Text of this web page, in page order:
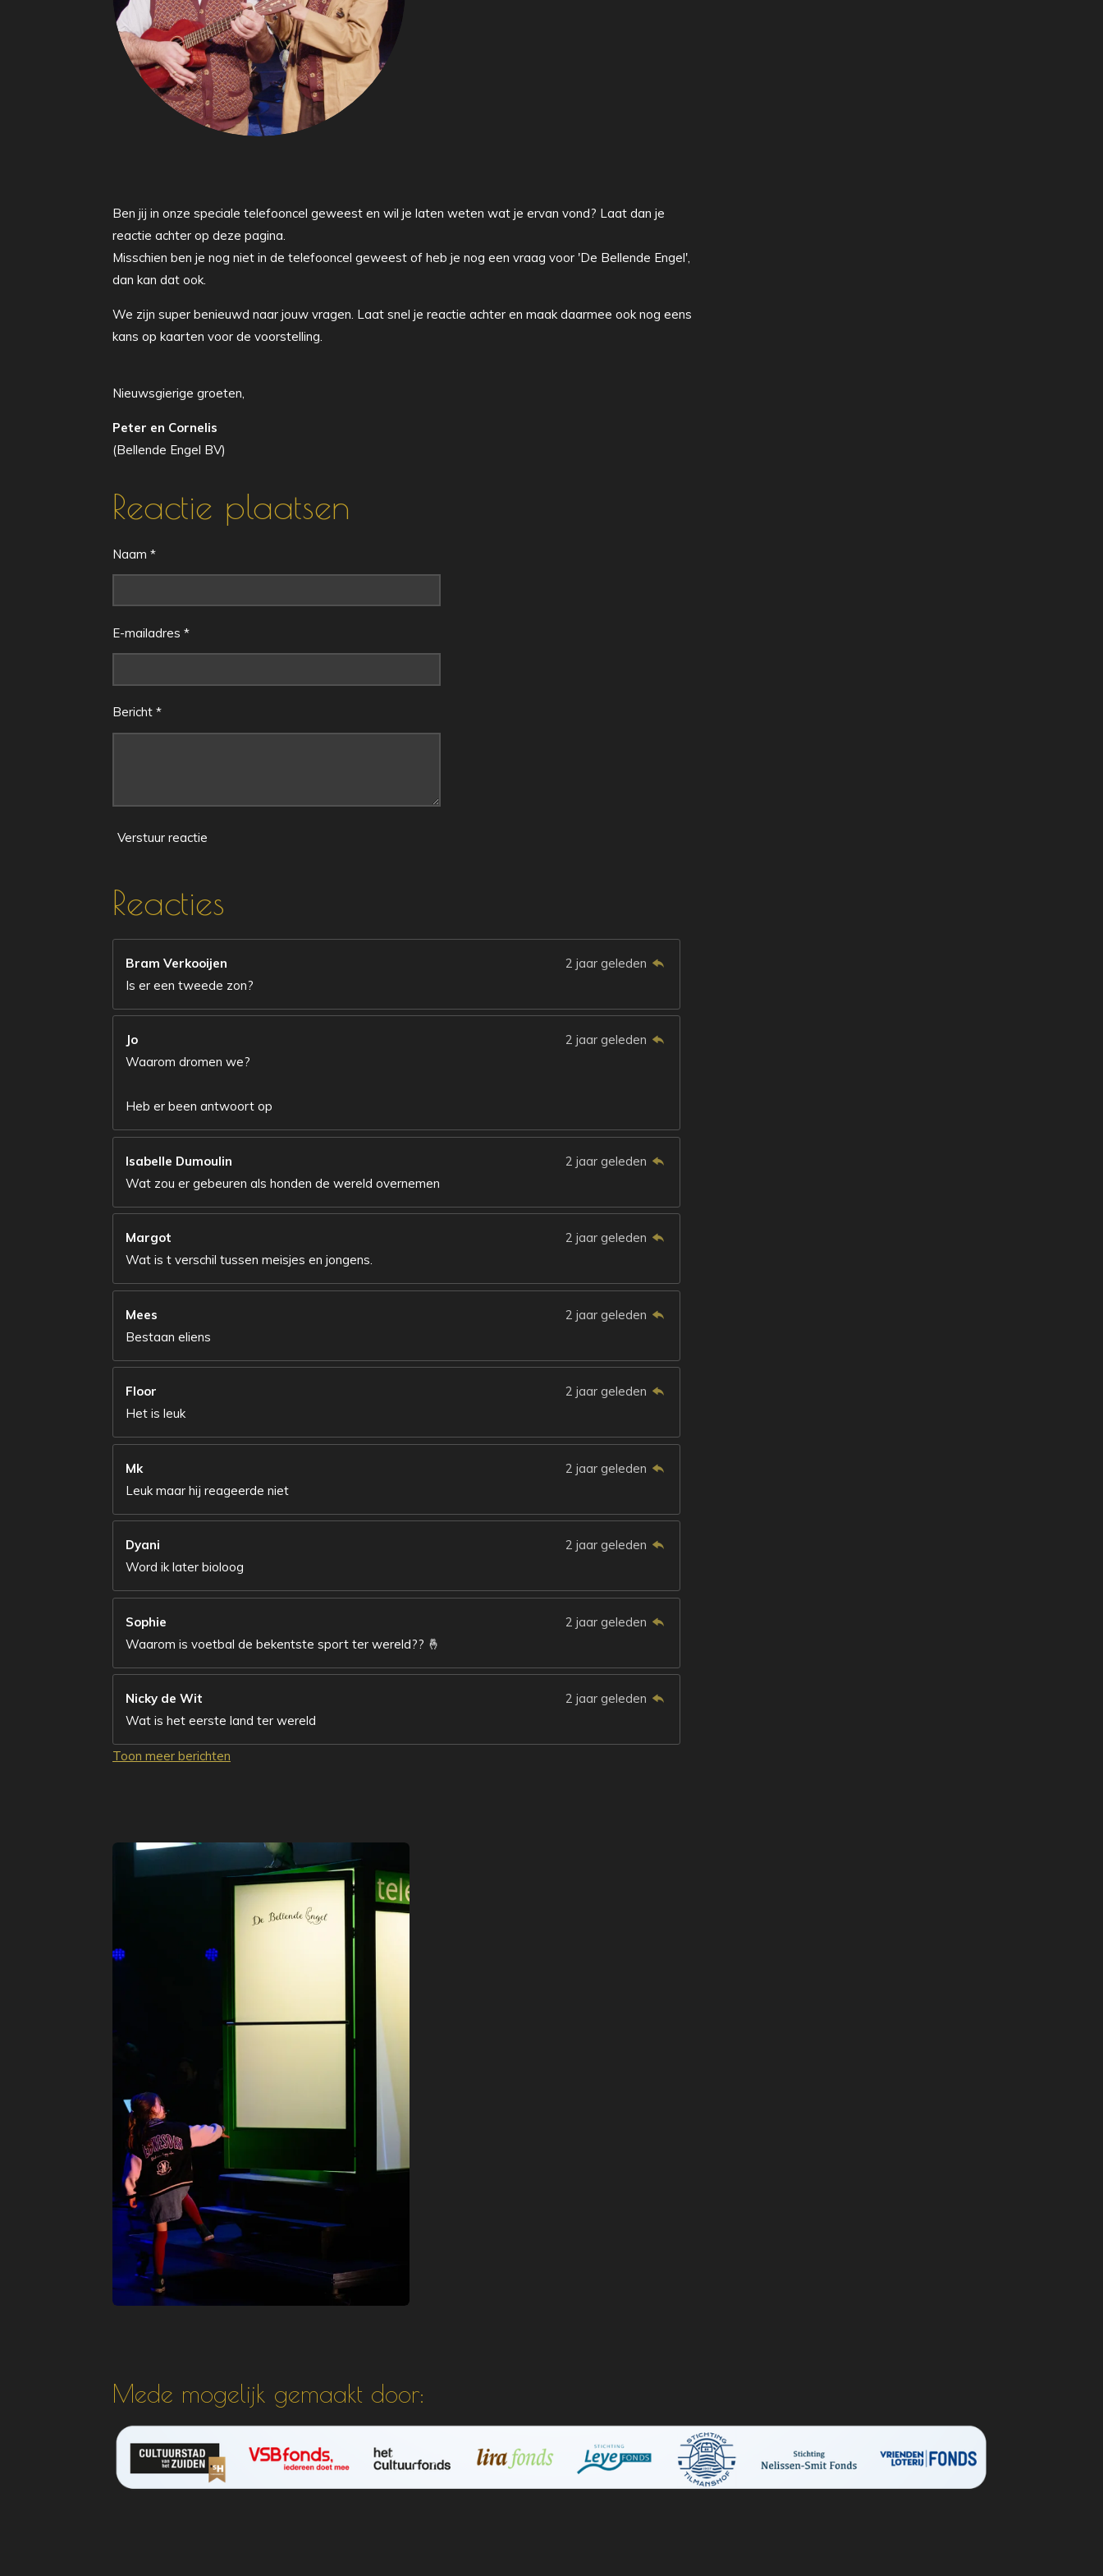
Ben jij in onze speciale telefooncel geweest en wil je laten weten wat je ervan vond? Laat dan je
reactie achter op deze pagina.
Misschien ben je nog niet in de telefooncel geweest of heb je nog een vraag voor 'De Bellende Engel',
dan kan dat ook.
We zijn super benieuwd naar jouw vragen. Laat snel je reactie achter en maak daarmee ook nog eens
kans op kaarten voor de voorstelling.
Nieuwsgierige groeten,
Peter en Cornelis
(Bellende Engel BV)
Reactie plaatsen
Naam *
E-mailadres *
Bericht *
Verstuur reactie
Reacties
Bram Verkooijen
2 jaar geleden
Is er een tweede zon?
Jo
2 jaar geleden
Waarom dromen we?
Heb er been antwoort op
Isabelle Dumoulin
2 jaar geleden
Wat zou er gebeuren als honden de wereld overnemen
Margot
2 jaar geleden
Wat is t verschil tussen meisjes en jongens.
Mees
2 jaar geleden
Bestaan eliens
Floor
2 jaar geleden
Het is leuk
Mk
2 jaar geleden
Leuk maar hij reageerde niet
Dyani
2 jaar geleden
Word ik later bioloog
Sophie
2 jaar geleden
Waarom is voetbal de bekentste sport ter wereld?? 🤞
Nicky de Wit
2 jaar geleden
Wat is het eerste land ter wereld
Toon meer berichten
Mede mogelijk gemaakt door: